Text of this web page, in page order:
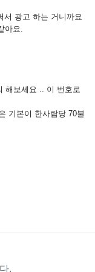
광고 하는 거니까요
아요.
보세요 .. 이 번호로
기본이 한사람당 70불
.